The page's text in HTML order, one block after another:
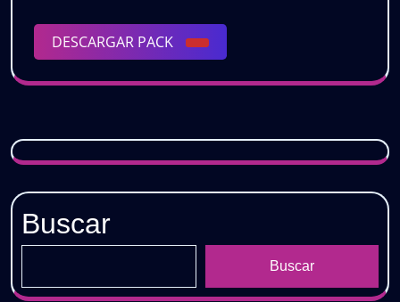
DESCARGAR PACK
DESCARGAR
PACK
Buscar
Buscar